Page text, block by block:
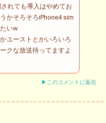
れても導入はやめてお
かそろそろiPhone4 sim
いw
ユーストとかいろいろ
クな放送待ってますよ
▶このコメントに返信